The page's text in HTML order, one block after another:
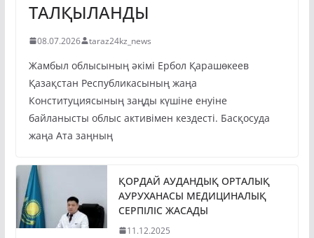
ТАЛҚЫЛАНДЫ
08.07.2026 taraz24kz_news
Жамбыл облысының әкімі Ербол Қарашөкеев
Қазақстан Республикасының жаңа
Конституциясының заңды күшіне енуіне
байланысты облыс активімен кездесті. Басқосуда
жаңа Ата заңның
ҚОРДАЙ АУДАНДЫҚ ОРТАЛЫҚ
АУРУХАНАСЫ МЕДИЦИНАЛЫҚ
СЕРПІЛІС ЖАСАДЫ
11.12.2025